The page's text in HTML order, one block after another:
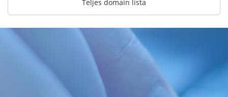
Teljes domain lista